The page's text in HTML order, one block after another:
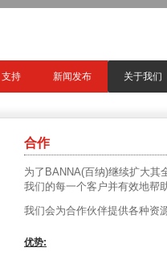
支持 新闻发布 关于我们
合作
为了BANNA(百纳)继续扩大其
我们的每一个客户并有效地帮
我们会为合作伙伴提供各种资
优势: